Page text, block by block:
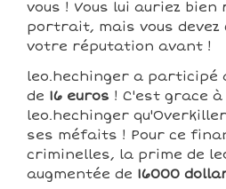
vous ! Vous lui auriez bien
portrait, mais vous devez
votre réputation avant !
leo.hechinger a participé
de 16 euros ! C'est grace à
leo.hechinger
ses méfaits ! Pour ce
criminelles, la prime de
augmentée de 16000